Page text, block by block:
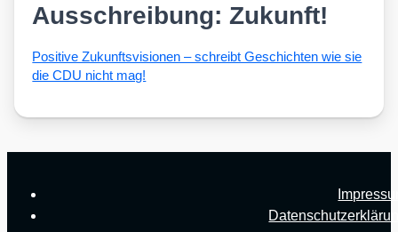
Ausschreibung: Zukunft!
Posi­ti­ve Zukunfts­vi­sio­nen – schreibt Geschich­ten wie sie
die CDU nicht mag!